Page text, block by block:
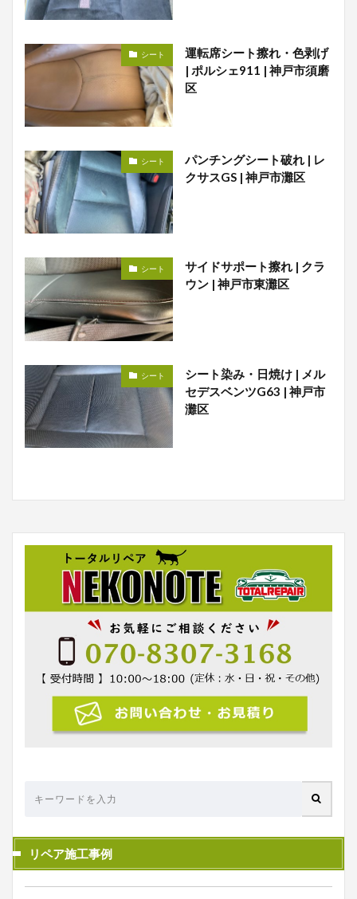
シート
運転席シート擦れ・色剥げ
| ポルシェ911 | 神戸市須磨
区
シート
パンチングシート破れ | レ
クサスGS | 神戸市灘区
シート
サイドサポート擦れ | クラ
ウン | 神戸市東灘区
シート
シート染み・日焼け | メル
セデスベンツG63 | 神戸市
灘区
リペア施工事例